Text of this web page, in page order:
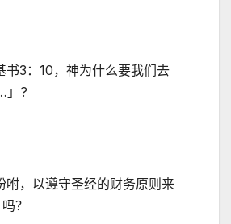
书3：10，神为什么要我们去
」?
咐，以遵守圣经的财务原则来
？